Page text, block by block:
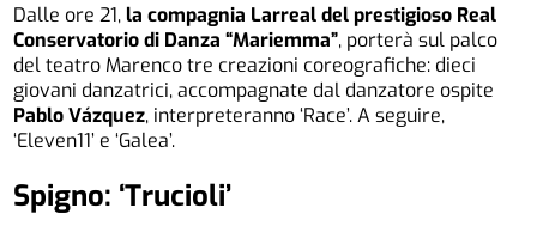
Dalle ore 21,la compagnia Larreal del prestigioso Real
Conservatorio di Danza “Mariemma”, porterà sul palco
del teatro Marenco tre creazioni coreografiche: dieci
giovani danzatrici, accompagnate dal danzatore ospite
Pablo Vázquez, interpreteranno ‘Race’. A seguire,
‘Eleven11’ e ‘Galea’.
Spigno: ‘Trucioli’